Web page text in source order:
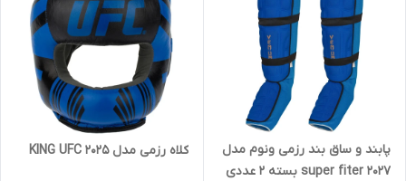
پابند و ساق بند رزمی ونوم مدل
super fiter 2027 بسته 2 عددی
کلاه رزمی مدل KING UFC 2025